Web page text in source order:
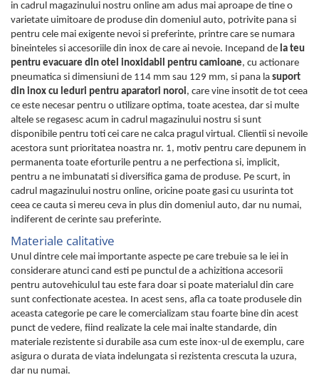
Scania R S G P Next Generation
Scania RPG
Volvo
Volvo Aero
Volvo FH 2 Euro 4
Volvo FH 3 Euro 5
Volvo FH 4 Euro 6
Volvo Model FM
Lumini, Becuri, Proiectoare
Accesorii iluminare LED camioane
Bare LED (LED Bar) off-road, auto
si camion
Becuri auto
Becuri Halogen Auto
Becuri Led Auto
Becuri Xenon Auto
Seturi de Becuri Auto
Faruri Camioane, Utilaje &
Tractoare
Lampi de ceata
in cadrul magazinului nostru online am adus mai aproape de tine o
varietate uimitoare de produse din domeniul auto, potrivite pana si
pentru cele mai exigente nevoi si preferinte, printre care se numara
bineinteles si accesoriile din inox de care ai nevoie. Incepand de la teu
pentru evacuare din otel inoxidabil pentru camioane, cu actionare
pneumatica si dimensiuni de 114 mm sau 129 mm, si pana la suport
din inox cu leduri pentru aparatori noroi, care vine insotit de tot ceea
ce este necesar pentru o utilizare optima, toate acestea, dar si multe
altele se regasesc acum in cadrul magazinului nostru si sunt
disponibile pentru toti cei care ne calca pragul virtual. Clientii si nevoile
acestora sunt prioritatea noastra nr. 1, motiv pentru care depunem in
permanenta toate eforturile pentru a ne perfectiona si, implicit,
pentru a ne imbunatati si diversifica gama de produse. Pe scurt, in
cadrul magazinului nostru online, oricine poate gasi cu usurinta tot
ceea ce cauta si mereu ceva in plus din domeniul auto, dar nu numai,
indiferent de cerinte sau preferinte.
Materiale calitative
Unul dintre cele mai importante aspecte pe care trebuie sa le iei in
considerare atunci cand esti pe punctul de a achizitiona accesorii
pentru autovehiculul tau este fara doar si poate materialul din care
sunt confectionate acestea. In acest sens, afla ca toate produsele din
aceasta categorie pe care le comercializam stau foarte bine din acest
punct de vedere, fiind realizate la cele mai inalte standarde, din
materiale rezistente si durabile asa cum este inox-ul de exemplu, care
asigura o durata de viata indelungata si rezistenta crescuta la uzura,
dar nu numai.